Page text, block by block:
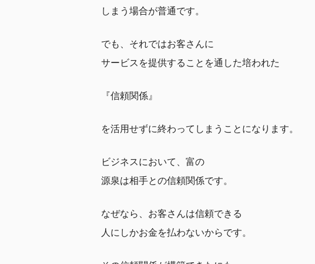
しまう場合が普通です。
でも、それではお客さんに
サービスを提供することを通した培われた
『信頼関係』
を活用せずに終わってしまうことになります。
ビジネスにおいて、富の
源泉は相手との信頼関係です。
なぜなら、お客さんは信頼できる
人にしかお金を払わないからです。